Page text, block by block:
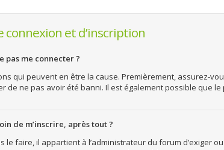
connexion et d’inscription
pas me connecter ?
qui peuvent en être la cause. Premièrement, assurez-
de ne pas avoir été banni. Il est également possible que
de m’inscrire, après tout ?
le faire, il appartient à l’administrateur du forum d’exiger